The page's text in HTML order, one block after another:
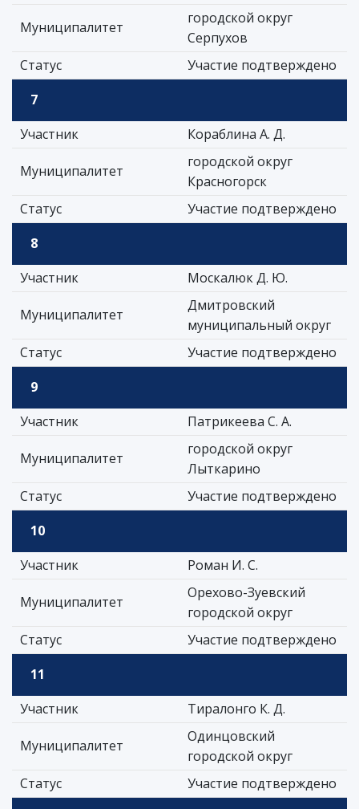
Муниципалитет
городской округ
Серпухов
Статус
Участие подтверждено
7
Участник
Кораблина А. Д.
Муниципалитет
городской округ
Красногорск
Статус
Участие подтверждено
8
Участник
Москалюк Д. Ю.
Муниципалитет
Дмитровский
муниципальный округ
Статус
Участие подтверждено
9
Участник
Патрикеева С. А.
Муниципалитет
городской округ
Лыткарино
Статус
Участие подтверждено
10
Участник
Роман И. С.
Муниципалитет
Орехово-Зуевский
городской округ
Статус
Участие подтверждено
11
Участник
Тиралонго К. Д.
Муниципалитет
Одинцовский
городской округ
Статус
Участие подтверждено